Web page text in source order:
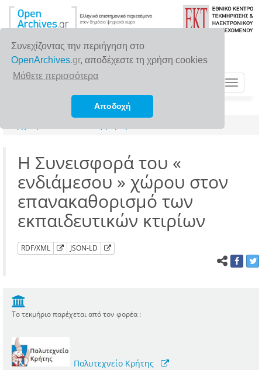
Συνεχίζοντας την περιήγηση στο
OpenArchives.gr, αποδέχεστε τη χρήση cookies
Μάθετε περισσότερα
Αποδοχή
Toggle
Η Συνεισφορά του «
ενδιάμεσου » χώρου στον
επανακαθορισμό των
εκπαιδευτικών κτιρίων
RDF/XML JSON-LD
Το τεκμήριο παρέχεται από τον φορέα :
Πολυτεχνείο Κρήτης